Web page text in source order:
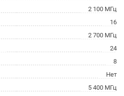
2 100 МГц
16
2 700 МГц
24
8
Нет
5 400 МГц